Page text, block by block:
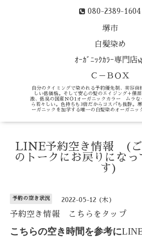
080-2389-1604
堺市
白髪染め
ｵｰｶﾞﾆｯｸｶﾗｰ専門店
Ｃ－ＢＯＸ
自分のタイミングで染めれる予約優先制、美容商
しい低価格。そして安心の髪のエイジング＋保
激、低臭の国産ＮＯ1オーガニックカラー ムラな
ら若々しい。色持ちも3倍だからコスパも抜群。
ーガニックを加学する唯一の白髪染めオーガニッ
LINE予約空き情報 (
のトークにお戻りになっ
す)
予約の空き状況 2022-05-12 (木)
予約空き情報 こちらをタップ
こちらの空き時間を参考に